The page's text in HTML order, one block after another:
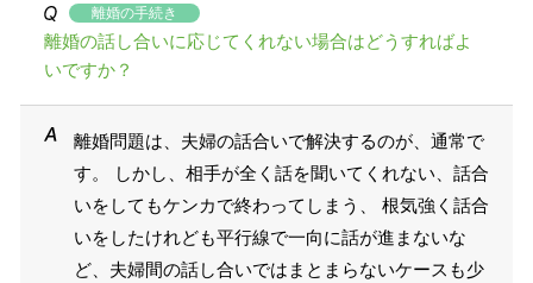
離婚の手続き
離婚の話し合いに応じてくれない場合はどうすればよ
いですか？
離婚問題は、夫婦の話合いで解決するのが、通常で
す。 しかし、相手が全く話を聞いてくれない、話合
いをしてもケンカで終わってしまう、 根気強く話合
いをしたけれども平行線で一向に話が進まないな
ど、夫婦間の話し合いではまとまらないケースも少